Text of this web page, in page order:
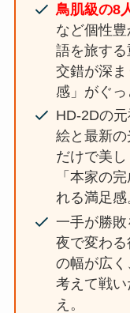
鳥肌級の8
など個性
語を旅す
交錯が深
感」がぐっ
HD-2Dの
絵と最新の
だけで美
「本家の
れる満足感
一手が勝
夜で変わ
の幅が広
考えて戦
え。